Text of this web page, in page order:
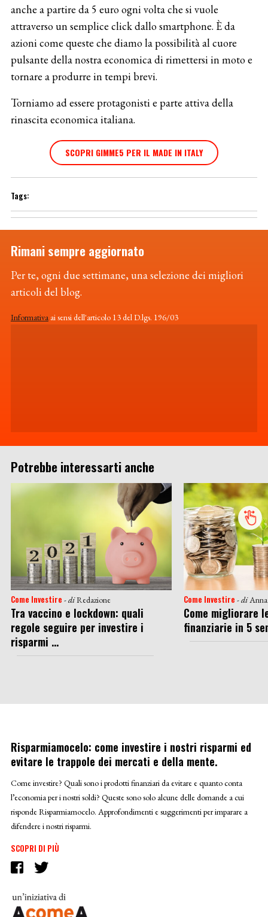
anche a partire da 5 euro ogni volta che si vuole
attraverso un semplice click dallo smartphone. È da
azioni come queste che diamo la possibilità al cuore
pulsante della nostra economica di rimettersi in moto e
tornare a produrre in tempi brevi.
Torniamo ad essere protagonisti e parte attiva della
rinascita economica italiana.
SCOPRI GIMME5 PER IL MADE IN ITALY
Rimani sempre aggiornato
Per te, ogni due settimane, una selezione dei migliori
articoli del blog.
Informativaai sensi dell'articolo 13 del D.lgs. 196/03
Potrebbe interessarti anche
Come Investire - diRedazione
Tra vaccino e lockdown: quali
regole seguire per investire i
risparmi ...
Come Investire - di
Come migliorare
finanziarie in 5
Risparmiamocelo: come investire i nostri risparmi ed
evitare le trappole dei mercati e della mente.
Come investire? Quali sono i prodotti finanziari da evitare e quanto conta
l’economia per i nostri soldi? Queste sono solo alcune delle domande a cui
risponde Risparmiamocelo. Approfondimenti e suggerimenti per imparare a
difendere i nostri risparmi.
SCOPRI DI PIÙ